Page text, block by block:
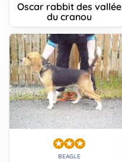
Oscar rabbit des vallée
du cranou
BEAGLE